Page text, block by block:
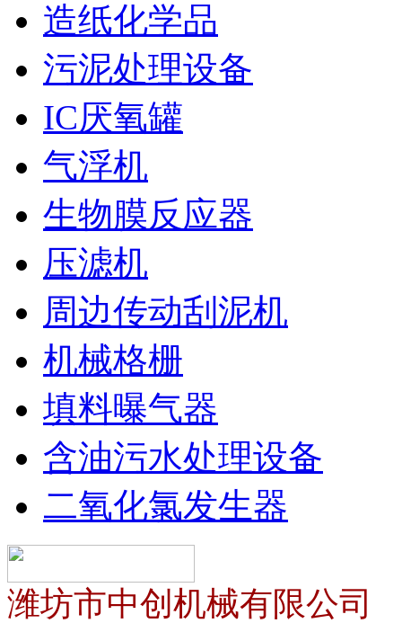
造纸化学品
污泥处理设备
IC厌氧罐
气浮机
生物膜反应器
压滤机
周边传动刮泥机
机械格栅
填料曝气器
含油污水处理设备
二氧化氯发生器
潍坊市中创机械有限公司